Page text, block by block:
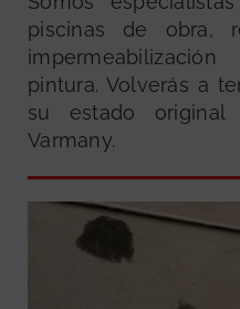
piscinas de obra,
pintura. Volverás a
su estado
Varmany.